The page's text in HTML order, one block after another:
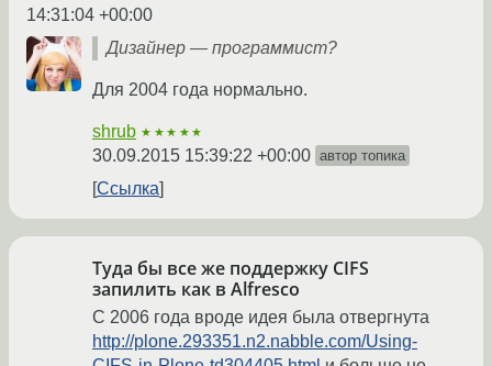
14:31:04 +00:00
Дизайнер — программист?
Для 2004 года нормально.
shrub ★★★★★
30.09.2015 15:39:22 +00:00 автор топика
Ссылка
Туда бы все же поддержку CIFS
запилить как в Alfresco
С 2006 года вроде идея была отвергнута
http://plone.293351.n2.nabble.com/Using-